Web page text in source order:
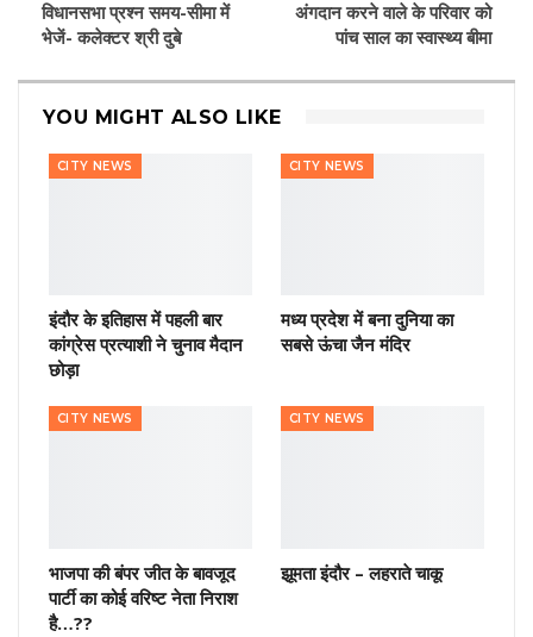
विधानसभा प्रश्न समय-सीमा में
भेजें- कलेक्टर श्री दुबे
अंगदान करने वाले के परिवार को
पांच साल का स्वास्थ्य बीमा
YOU MIGHT ALSO LIKE
CITY NEWS
इंदौर के इतिहास में पहली बार
कांग्रेस प्रत्याशी ने चुनाव मैदान
छोड़ा
CITY NEWS
मध्य प्रदेश में बना दुनिया का
सबसे ऊंचा जैन मंदिर
CITY NEWS
भाजपा की बंपर जीत के बावजूद
पार्टी का कोई वरिष्ट नेता निराश
है…??
CITY NEWS
झूमता इंदौर – लहराते चाकू